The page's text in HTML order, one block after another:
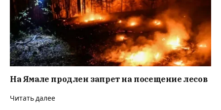
На Ямале продлен запрет на посещение лесов
Читать далее